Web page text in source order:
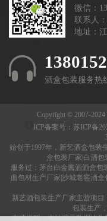
微信：
联系人
地址：
酒盒包装服务热
Copyright © 2007-
ICP备案号： 苏ICP备
始创于1997年，新艺酒盒包装
盒包装厂家|白酒
服务过：茅台白金酱酒酒盒包
曲包材生产厂家|沙城老窖酒
新艺酒包装生产厂家主营项
包装生产
友情提醒：本站演示数据均